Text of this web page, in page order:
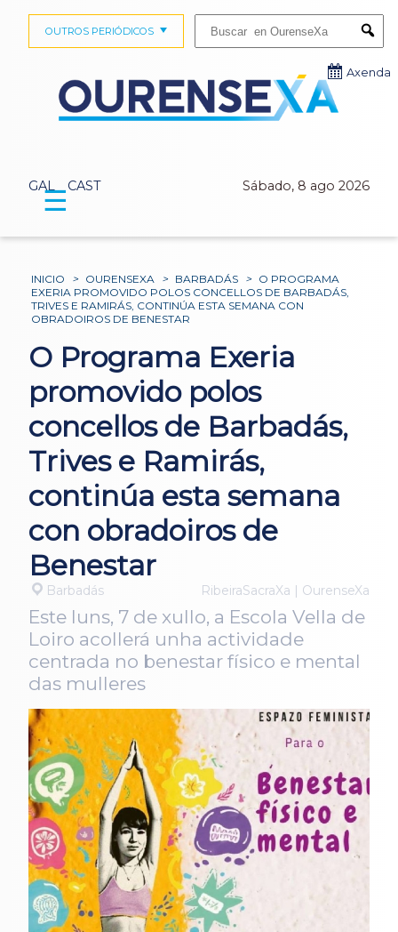
GAL CAST Sábado, 8 ago 2026
OUTROS PERIÓDICOS
Axenda
☰
INICIO > OURENSEXA > BARBADÁS > O PROGRAMA
EXERIA PROMOVIDO POLOS CONCELLOS DE BARBADÁS,
TRIVES E RAMIRÁS, CONTINÚA ESTA SEMANA CON
OBRADOIROS DE BENESTAR
O Programa Exeria
promovido polos
concellos de Barbadás,
Trives e Ramirás,
continúa esta semana
con obradoiros de
Benestar
Barbadás RibeiraSacraXa | OurenseXa
Este luns, 7 de xullo, a Escola Vella de
Loiro acollerá unha actividade
centrada no benestar físico e mental
das mulleres